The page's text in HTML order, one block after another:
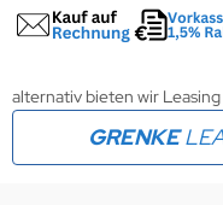
alternativ bieten wir Leasing
GRENKE